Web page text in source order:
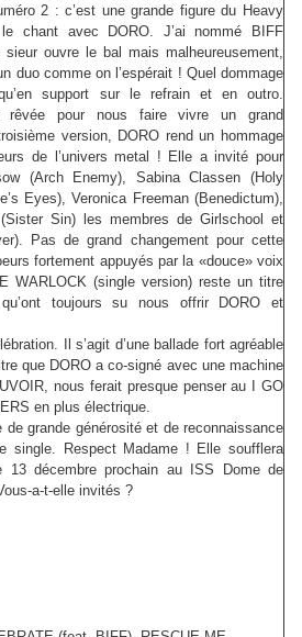
2 : c’est une grande figure du Heavy
chant avec DORO. J’ai nommé BIFF
ouvre le bal mais malheureusement,
duo comme on l’espérait ! Quel dommage
support sur le refrain et en outro.
rêvée pour nous faire vivre un grand
version, DORO rend un hommage
de l’univers metal ! Elle a invité pour
(Arch Enemy), Sabina Classen (Holy
Eyes), Veronica Freeman (Benedictum),
Sin) les membres de Girlschool et
Pas de grand changement pour cette
fortement appuyés par la «douce» voix
WARLOCK (single version) reste un titre
toujours su nous offrir DORO et
Il s’agit d’une ballade fort agréable
que DORO a co-signé avec une machine
nous ferait presque penser au I GO
en plus électrique.
de grande générosité et de reconnaissance
single. Respect Madame ! Elle soufflera
13 décembre prochain au ISS Dome de
a-t-elle invités ?